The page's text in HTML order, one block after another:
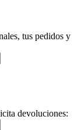
tus pedidos y
devoluciones: